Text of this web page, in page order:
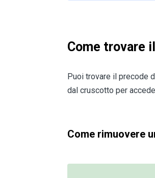
Come trovare
Puoi trovare il precode
dal cruscotto per
Come rimuovere